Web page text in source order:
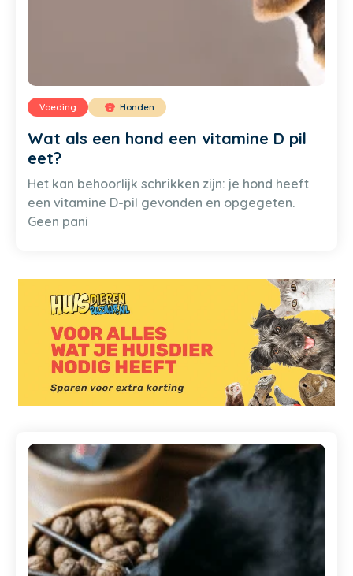
Voeding Honden
Wat als een hond een vitamine D pil
eet?
Het kan behoorlijk schrikken zijn: je hond heeft
een vitamine D-pil gevonden en opgegeten.
Geen pani